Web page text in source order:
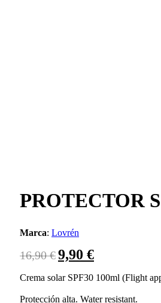
PROTECTOR
Marca: Lovrén
16,90€El
precio
original
9,90 €El
precio
actual
Crema solar SPF30 100ml (Flight
Protección alta. Water resistant.